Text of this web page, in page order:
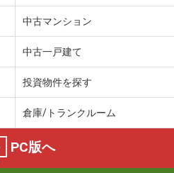
中古マンション
中古一戸建て
投資物件を探す
倉庫/トランクルーム
PC版へ